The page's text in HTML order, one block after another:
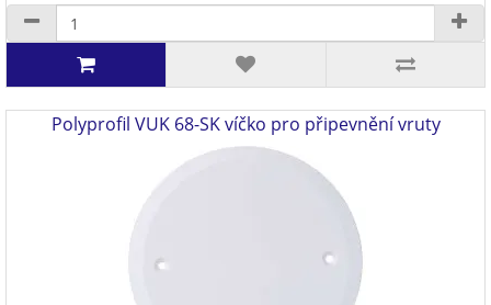
Polyprofil VUK 68-SK víčko pro připevnění vruty